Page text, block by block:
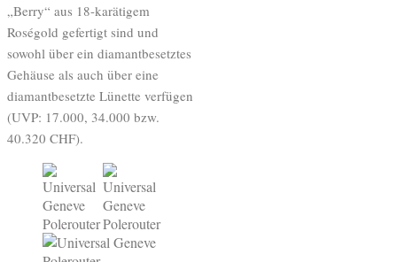
„Berry“ aus 18-karätigem
Roségold gefertigt sind und
sowohl über ein diamantbesetztes
Gehäuse als auch über eine
diamantbesetzte Lünette verfügen
(UVP: 17.000, 34.000 bzw.
40.320 CHF).